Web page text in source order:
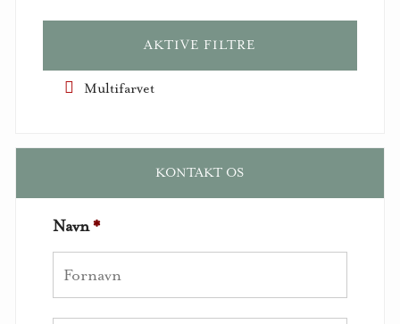
AKTIVE FILTRE
Multifarvet
KONTAKT OS
Navn*